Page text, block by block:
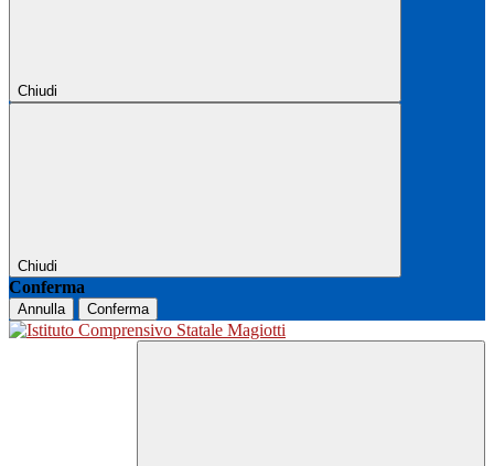
Chiudi
Chiudi
Conferma
Annulla Conferma